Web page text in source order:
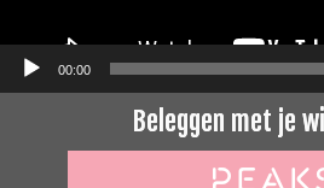
00:00
Beleggen met je